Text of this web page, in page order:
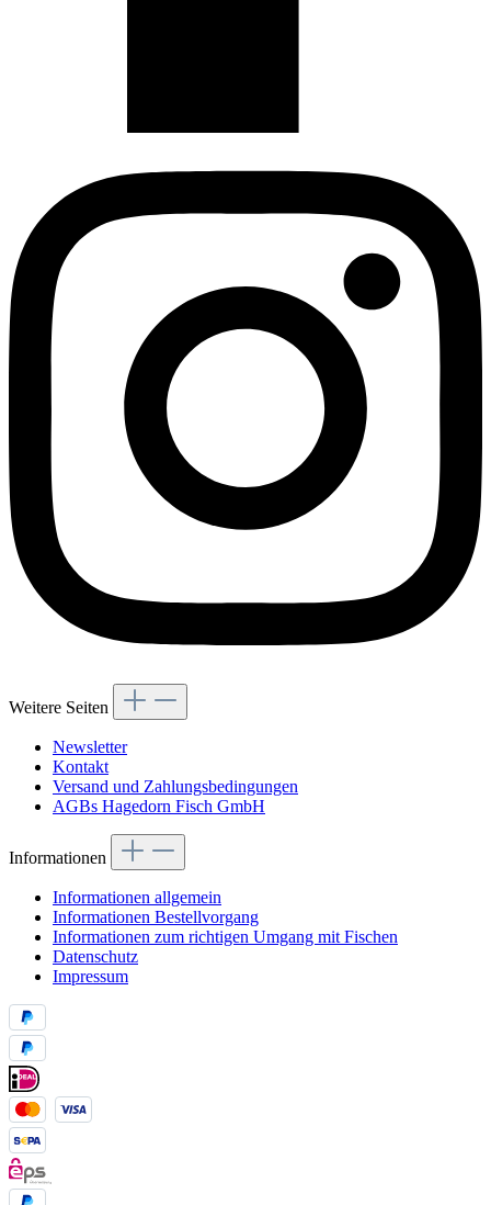
Weitere Seiten
Newsletter
Kontakt
Versand und Zahlungsbedingungen
AGBs Hagedorn Fisch GmbH
Informationen
Informationen allgemein
Informationen Bestellvorgang
Informationen zum richtigen Umgang mit Fischen
Datenschutz
Impressum